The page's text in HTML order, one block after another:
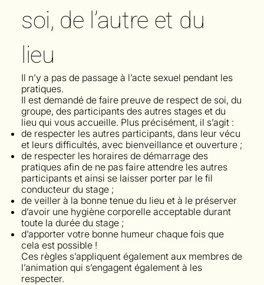
soi, de l’autre et du
lieu
Il n’y a pas de passage à l’acte sexuel pendant les
pratiques.
Il est demandé de faire preuve de respect de soi, du
groupe, des participants des autres stages et du
lieu qui vous accueille. Plus précisément, il s’agit :
de respecter les autres participants, dans leur vécu
et leurs difficultés, avec bienveillance et ouverture ;
de respecter les horaires de démarrage des
pratiques afin de ne pas faire attendre les autres
participants et ainsi se laisser porter par le fil
conducteur du stage ;
de veiller à la bonne tenue du lieu et à le préserver
d’avoir une hygiène corporelle acceptable durant
toute la durée du stage ;
d’apporter votre bonne humeur chaque fois que
cela est possible !
Ces règles s’appliquent également aux membres de
l’animation qui s’engagent également à les
respecter.